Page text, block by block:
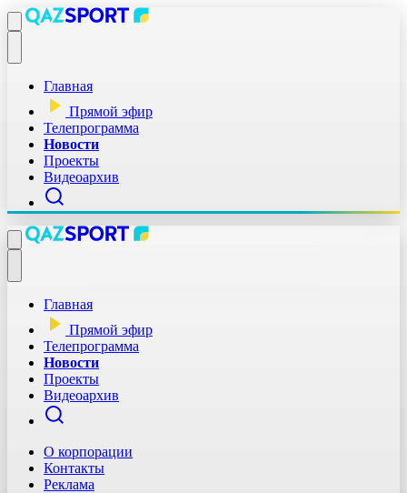
Главная
Прямой эфир
Телепрограмма
Новости
Проекты
Видеоархив
Главная
Прямой эфир
Телепрограмма
Новости
Проекты
Видеоархив
О корпорации
Контакты
Реклама